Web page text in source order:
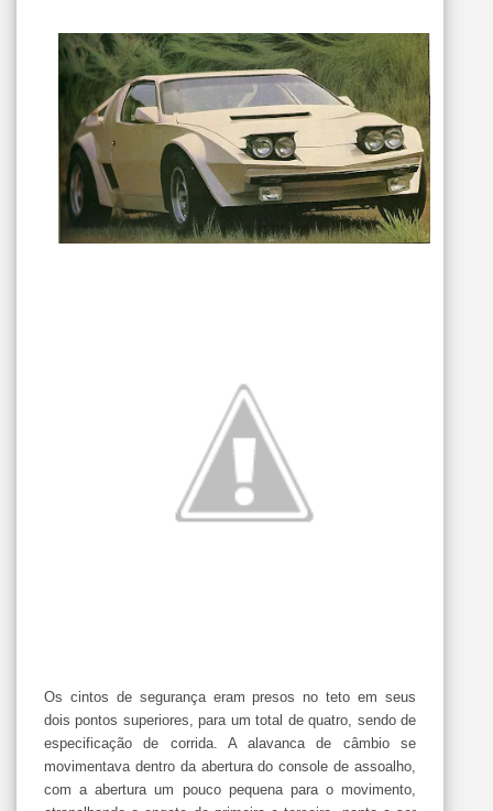
Os cintos de segurança eram presos no teto em seus
dois pontos superiores, para um total de quatro, sendo de
especificação de corrida. A alavanca de câmbio se
movimentava dentro da abertura do console de assoalho,
com a abertura um pouco pequena para o movimento,